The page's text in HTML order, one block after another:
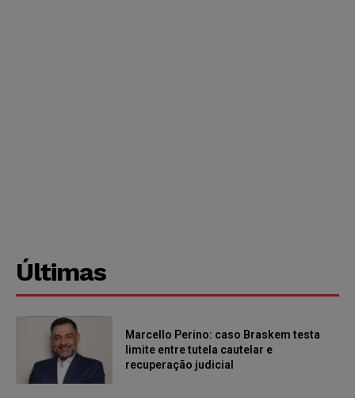
Últimas
Marcello Perino: caso Braskem testa
limite entre tutela cautelar e
recuperação judicial